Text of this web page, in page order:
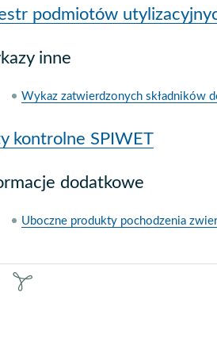
podmiotów
inne
Wykaz zatwierdzonych składników
kontrolne SPIWET
dodatkowe
Uboczne produkty pochodzenia
zapisz